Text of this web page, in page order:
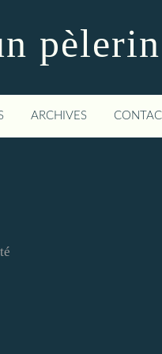
pèlerin
ARCHIVES